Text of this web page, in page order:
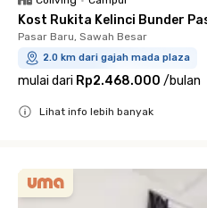
Kost Rukita Kelinci Bunder
Pasar Baru, Sawah Besar
2.0 km dari gajah mada plaza
mulai dari Rp2.468.000 /bulan
Lihat info lebih banyak